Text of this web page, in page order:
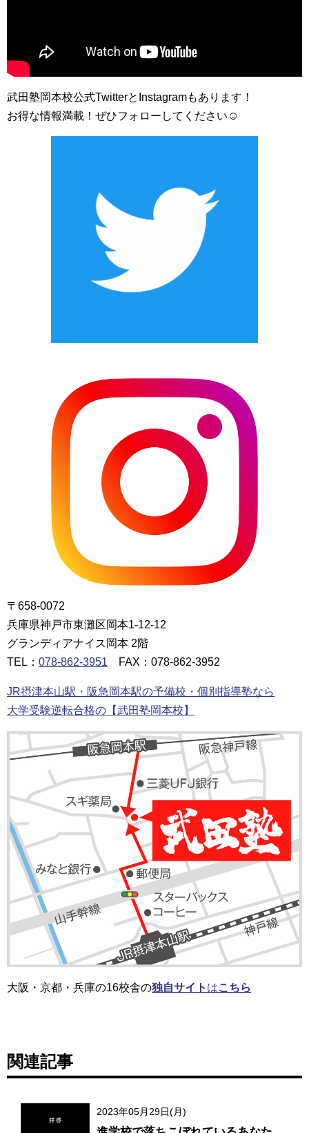
武田塾岡本校公式TwitterとInstagramもあります！
お得な情報満載！ぜひフォローしてください☺
〒658-0072
兵庫県神戸市東灘区岡本1-12-12
グランディアナイス岡本 2階
TEL： 078-862-3951 FAX：078-862-3952
JR摂津本山駅・阪急岡本駅の予備校・個別指導塾なら
大学受験逆転合格の【武田塾岡本校】
大阪・京都・兵庫の16校舎の独自サイト はこちら
関連記事
2023年05月29日(月)